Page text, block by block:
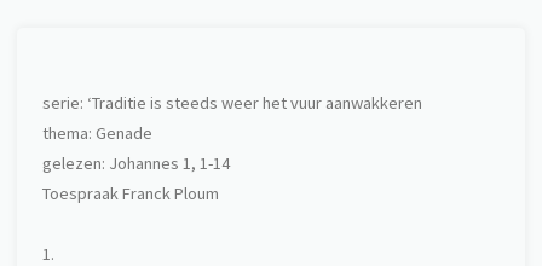
serie: ‘Traditie is steeds weer het vuur aanwakkeren
thema: Genade
gelezen: Johannes 1, 1-14
Toespraak Franck Ploum
1.